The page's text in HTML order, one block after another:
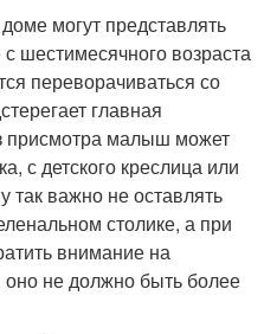
могут представлять
шестимесячного возраста
переворачиваться со
главная
присмотра малыш может
с детского креслица или
так важно не оставлять
столике, а при
внимание на
не должно быть более